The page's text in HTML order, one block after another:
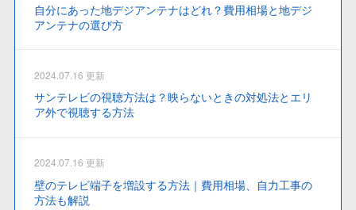
自分にあった地デジアンテナはどれ？費用相場と地デジ
アンテナの選び方
2024.07.16 更新
サンテレビの視聴方法は？映らないときの対処法とエリ
ア外で視聴する方法
2024.07.16 更新
壁のテレビ端子を増設する方法｜費用相場、自力工事の
方法も解説